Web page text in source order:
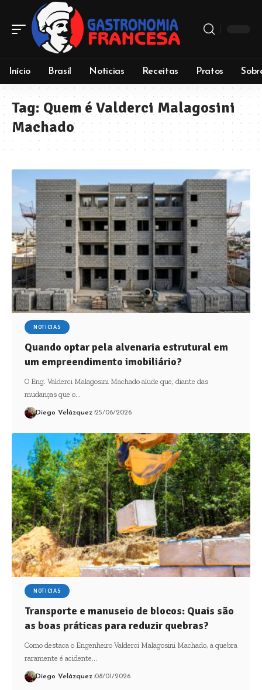
Início Brasil Noticias Receitas Pratos
Tag: Quem é Valderci Malagosini
Machado
NOTICIAS
Quando optar pela alvenaria estrutural em
um empreendimento imobiliário?
O Eng. Valderci Malagosini Machado alude que, diante das
mudanças que o…
Diego Velázquez 25/06/2026
NOTICIAS
Transporte e manuseio de blocos: Quais são
as boas práticas para reduzir quebras?
Como destaca o Engenheiro Valderci Malagosini Machado, a quebra
raramente é acidente…
Diego Velázquez 08/01/2026